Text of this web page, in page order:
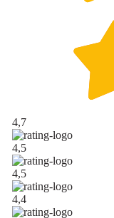
4,7
4,5
4,5
4,4